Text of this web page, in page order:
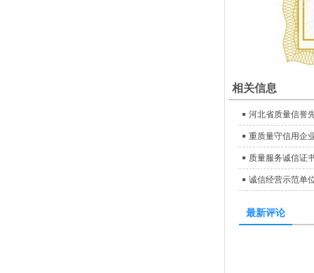
相关信息
河北省质量信誉
重质量守信用企
质量服务诚信证
诚信经营示范单
最新评论